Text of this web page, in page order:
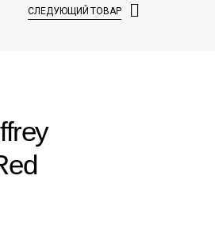
СЛЕДУЮЩИЙ ТОВАР